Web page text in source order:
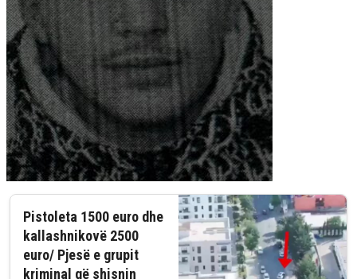
Pistoleta 1500 euro dhe
kallashnikovë 2500
euro/ Pjesë e grupit
kriminal që shisnin